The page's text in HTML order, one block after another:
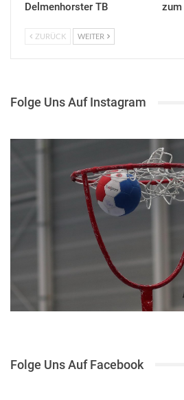
Delmenhorster TB
ZURÜCK WEITER
Folge Uns Auf Instagram
Folge Uns Auf Facebook